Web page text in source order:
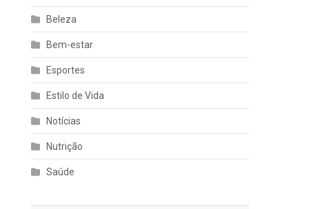
Beleza
Bem-estar
Esportes
Estilo de Vida
Notícias
Nutrição
Saúde